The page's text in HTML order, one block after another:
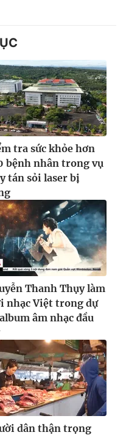
tra sức khỏe hơn
bệnh nhân trong vụ
tán sỏi laser bị
Thanh Thụy làm
nhạc Việt trong dự
âm nhạc đầu
dân thận trọng